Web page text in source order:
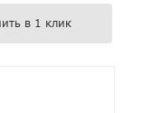
в 1 клик